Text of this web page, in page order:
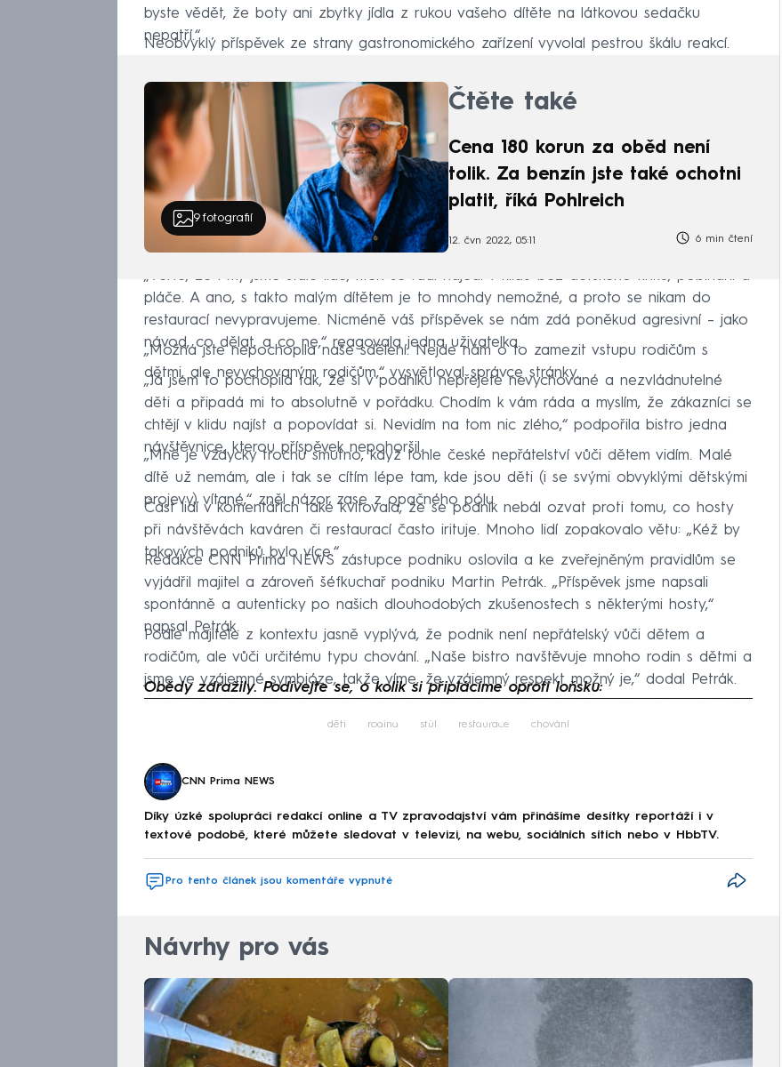
byste vědět, že boty ani zbytky jídla z rukou vašeho dítěte na látkovou sedačku
nepatří.“
Neobvyklý příspěvek ze strany gastronomického zařízení vyvolal pestrou škálu reakcí.
9fotografií
Čtěte také
Cena 180 korun za oběd není
tolik. Za benzín jste také ochotni
platit, říká Pohlreich
12. čvn 2022, 05:11 6 min čtení
„Věřte, že i my jsme stále lidé, kteří se rádi najedí v klidu bez dětského křiku, pobíhání a
pláče. A ano, s takto malým dítětem je to mnohdy nemožné, a proto se nikam do
restaurací nevypravujeme. Nicméně váš příspěvek se nám zdá poněkud agresivní – jako
návod, co dělat, a co ne,“ reagovala jedna uživatelka.
„Možná jste nepochopila naše sdělení. Nejde nám o to zamezit vstupu rodičům s
dětmi, ale nevychovaným rodičům,“ vysvětloval správce stránky.
„Já jsem to pochopila tak, že si v podniku nepřejete nevychované a nezvládnutelné
děti a připadá mi to absolutně v pořádku. Chodím k vám ráda a myslím, že zákazníci se
chtějí v klidu najíst a popovídat si. Nevidím na tom nic zlého,“ podpořila bistro jedna
návštěvnice, kterou příspěvek nepohoršil.
„Mně je vždycky trochu smutno, když tohle české nepřátelství vůči dětem vidím. Malé
dítě už nemám, ale i tak se cítím lépe tam, kde jsou děti (i se svými obvyklými dětskými
projevy) vítané,“ zněl názor zase z opačného pólu.
Část lidí v komentářích také kvitovala, že se podnik nebál ozvat proti tomu, co hosty
při návštěvách kaváren či restaurací často irituje. Mnoho lidí zopakovalo větu: „Kéž by
takových podniků bylo více.“
Redakce CNN Prima NEWS zástupce podniku oslovila a ke zveřejněným pravidlům se
vyjádřil majitel a zároveň šéfkuchař podniku Martin Petrák. „Příspěvek jsme napsali
spontánně a autenticky po našich dlouhodobých zkušenostech s některými hosty,“
napsal Petrák.
Podle majitele z kontextu jasně vyplývá, že podnik není nepřátelský vůči dětem a
rodičům, ale vůči určitému typu chování. „Naše bistro navštěvuje mnoho rodin s dětmi a
jsme ve vzájemné symbióze, takže víme, že vzájemný respekt možný je,“ dodal Petrák.
Obědy zdražily. Podívejte se, o kolik si připlácíme oproti loňsku:
Failed to fetch
děti rodina stůl restaurace chování
CNN Prima NEWS
Díky úzké spolupráci redakcí online a TV zpravodajství vám přinášíme desítky reportáží i v
textové podobě, které můžete sledovat v televizi, na webu, sociálních sítích nebo v HbbTV.
Pro tento článek jsou komentáře vypnuté
Návrhy pro vás